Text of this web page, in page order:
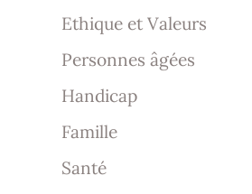
Ethique et Valeurs
Personnes âgées
Handicap
Famille
Santé